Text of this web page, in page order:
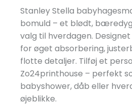
Stanley Stella
bomuld – et blødt,
valg til hverdagen.
for øget absorbering,
flotte detaljer. Tilføj et
Zo24printhouse – perfekt
babyshower, dåb eller
øjeblikke.